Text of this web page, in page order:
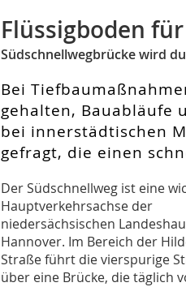
Flüssigboden
Südschnellwegbrücke wird
Bei
gehalten, Bauabläufe
bei innerstädtischen
gefragt, die einen
Der Südschnellweg ist eine
Hauptverkehrsachse der
niedersächsischen
Hannover. Im Bereich der
Straße führt die vierspurige
über eine Brücke, die täglich